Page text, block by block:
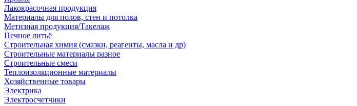
Лакокрасочная продукция
Материалы для полов, стен и потолка
Метизная продукция/Такелаж
Печное литьё
Строительная химия (смазки, реагенты, масла и др)
Строительные материалы разное
Строительные смеси
Теплоизоляционные материалы
Хозяйственные товары
Электрика
Электросчетчики